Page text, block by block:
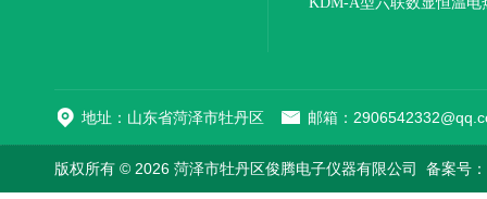
地址：山东省菏泽市牡丹区 邮箱：
版权所有 © 2026 菏泽市牡丹区俊腾电子仪器有限公司 备案号